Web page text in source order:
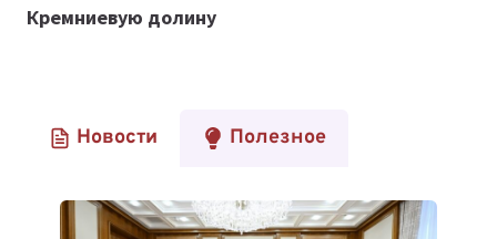
Кремниевую долину
Новости Полезное